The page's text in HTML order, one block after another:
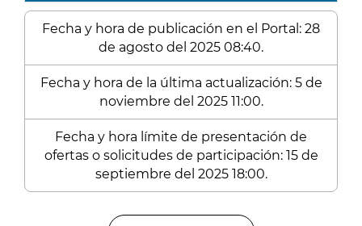
Fecha y hora de publicación en el Portal: 28
de agosto del 2025 08:40.
Fecha y hora de la última actualización: 5 de
noviembre del 2025 11:00.
Fecha y hora límite de presentación de
ofertas o solicitudes de participación: 15 de
septiembre del 2025 18:00.